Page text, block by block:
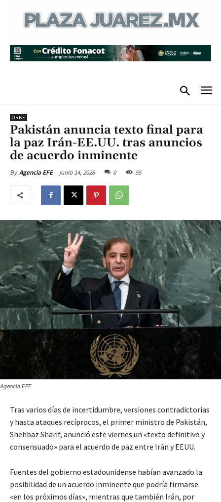
ORBE
Pakistán anuncia texto final para
la paz Irán-EE.UU. tras anuncios
de acuerdo inminente
By Agencia EFE junio 14, 2026 0 55
Agencia EFE
Tras varios días de incertidumbre, versiones contradictorias
y hasta ataques recíprocos, el primer ministro de Pakistán,
Shehbaz Sharif, anunció este viernes un «texto definitivo y
consensuado» para el acuerdo de paz entre Irán y EEUU.
Fuentes del gobierno estadounidense habían avanzado la
posibilidad de un acuerdo inminente que podría firmarse
«en los próximos días», mientras que también Irán, por